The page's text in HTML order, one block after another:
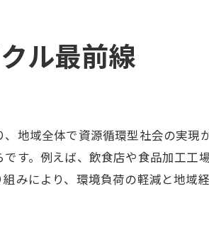
の再利用事例から見る成功の秘訣
資源化による地域全体の波及効果
イクル技術の最新動向を探る
の廃油リサイクル技術とは何か
処理技術の進化とその特徴解説
ル最前線
地域全体で資源循環型社会の実現
す。例えば、飲食店や食品加工工
みにより、環境負荷の軽減と地域